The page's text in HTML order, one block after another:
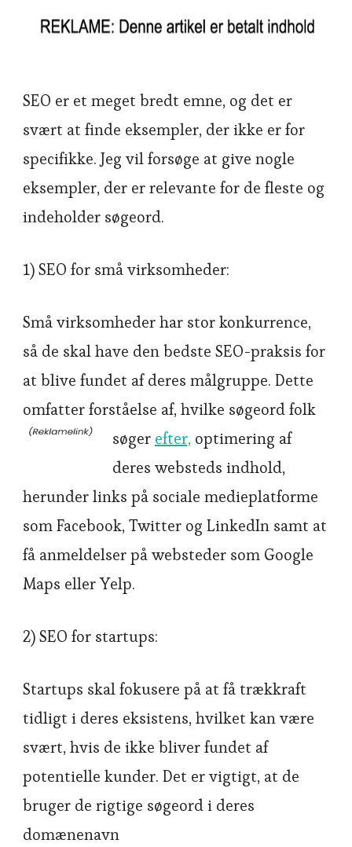
SEO er et meget bredt emne, og det er
svært at finde eksempler, der ikke er for
specifikke. Jeg vil forsøge at give nogle
eksempler, der er relevante for de fleste og
indeholder søgeord.
1) SEO for små virksomheder:
Små virksomheder har stor konkurrence,
så de skal have den bedste SEO-praksis for
at blive fundet af deres målgruppe. Dette
omfatter forståelse af, hvilke søgeord folk
søger efter, optimering af
deres websteds indhold,
herunder links på sociale medieplatforme
som Facebook, Twitter og LinkedIn samt at
få anmeldelser på websteder som Google
Maps eller Yelp.
2) SEO for startups:
Startups skal fokusere på at få trækkraft
tidligt i deres eksistens, hvilket kan være
svært, hvis de ikke bliver fundet af
potentielle kunder. Det er vigtigt, at de
bruger de rigtige søgeord i deres
domænenavn